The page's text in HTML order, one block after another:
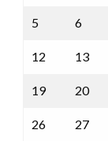
5 6
12 13
19 20
26 27